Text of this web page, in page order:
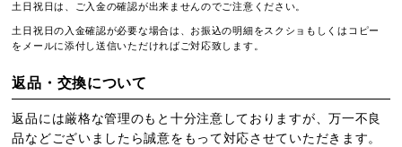
土日祝日は、ご入金の確認が出来ませんのでご注意ください。
土日祝日の入金確認が必要な場合は、お振込の明細をスクショもしくはコピー
をメールに添付し送信いただければご対応致します。
返品・交換について
返品には厳格な管理のもと十分注意しておりますが、万一不良
品などございましたら誠意をもって対応させていただきます。